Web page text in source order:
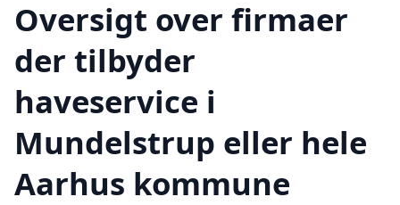
Oversigt over firmaer
der tilbyder
haveservice i
Mundelstrup eller hele
Aarhus kommune